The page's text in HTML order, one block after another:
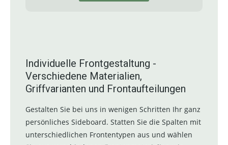
Individuelle Frontgestaltung -
Verschiedene Materialien,
Griffvarianten und Frontaufteilungen
Gestalten Sie bei uns in wenigen Schritten Ihr ganz
persönliches Sideboard. Statten Sie die Spalten mit
unterschiedlichen Frontentypen aus und wählen